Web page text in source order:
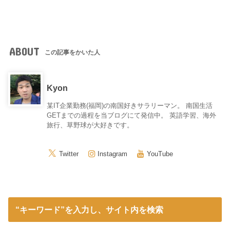
ABOUT この記事をかいた人
Kyon
某IT企業勤務(福岡)の南国好きサラリーマン。 南国生活
GETまでの過程を当ブログにて発信中。 英語学習、海外
旅行、草野球が大好きです。
Twitter Instagram YouTube
“キーワード”を入力し、サイト内を検索